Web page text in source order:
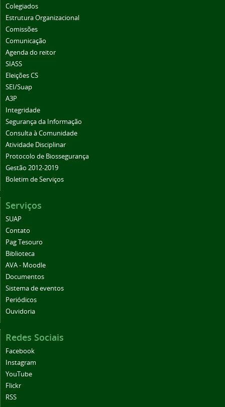
Colegiados
Estrutura Organizacional
Comissões
Comunicação
Agenda do reitor
SIASS
Eleições CS
SEI/Suap
A3P
Integridade
Segurança da Informação
Consulta à Comunidade
Atividade Disciplinar
Protocolo de Biossegurança
Gestão 2012-2019
Boletim de Serviços
Serviços
SUAP
Contato
Pag Tesouro
Biblioteca
AVA - Moodle
Documentos
Sistema de eventos
Periódicos
Ouvidoria
Redes Sociais
Facebook
Instagram
YouTube
Flickr
RSS